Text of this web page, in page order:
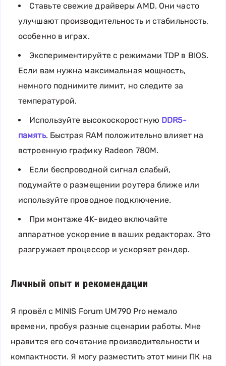
Ставьте свежие драйверы AMD. Они часто
улучшают производительность и стабильность,
особенно в играх.
Экспериментируйте с режимами TDP в BIOS.
Если вам нужна максимальная мощность,
немного поднимите лимит, но следите за
температурой.
Используйте высокоскоростную DDR5-
память. Быстрая RAM положительно влияет на
встроенную графику Radeon 780M.
Если беспроводной сигнал слабый,
подумайте о размещении роутера ближе или
используйте проводное подключение.
При монтаже 4K-видео включайте
аппаратное ускорение в ваших редакторах. Это
разгружает процессор и ускоряет рендер.
Личный опыт и рекомендации
Я провёл с MINIS Forum UM790 Pro немало
времени, пробуя разные сценарии работы. Мне
нравится его сочетание производительности и
компактности. Я могу разместить этот мини ПК на